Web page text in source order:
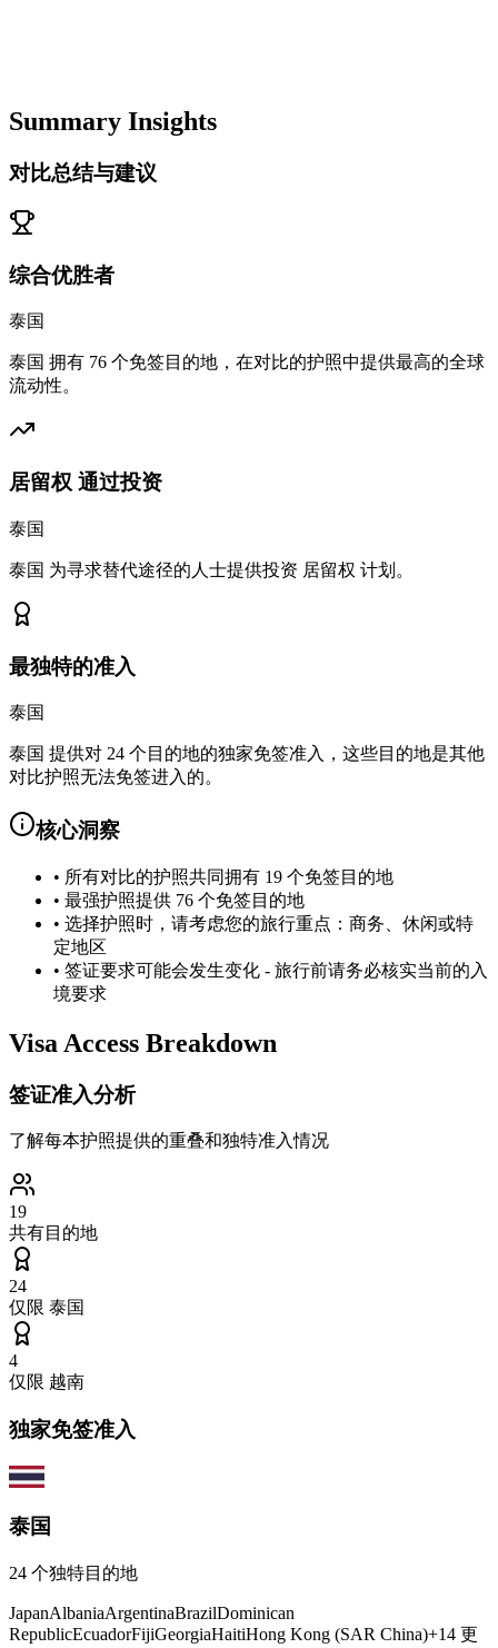
Summary Insights
对比总结与建议
综合优胜者
泰国
泰国 拥有 76 个免签目的地，在对比的护照中提供最高的全球
流动性。
居留权 通过投资
泰国
泰国 为寻求替代途径的人士提供投资 居留权 计划。
最独特的准入
泰国
泰国 提供对 24 个目的地的独家免签准入，这些目的地是其他
对比护照无法免签进入的。
核心洞察
• 所有对比的护照共同拥有 19 个免签目的地
• 最强护照提供 76 个免签目的地
• 选择护照时，请考虑您的旅行重点：商务、休闲或特
定地区
• 签证要求可能会发生变化 - 旅行前请务必核实当前的入
境要求
Visa Access Breakdown
签证准入分析
了解每本护照提供的重叠和独特准入情况
19
共有目的地
24
仅限 泰国
4
仅限 越南
独家免签准入
泰国
24 个独特目的地
JapanAlbaniaArgentinaBrazilDominican
RepublicEcuadorFijiGeorgiaHaitiHong Kong (SAR China)+14 更